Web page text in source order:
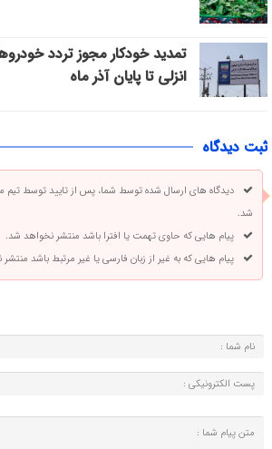
تمدید خودکار مجوز تردد
انزلی تا پایان آذر ماه
ثبت دیدگاه
دیدگاه های ارسال شده توسط شما، پس از تایید توسط
شد.
پیام هایی که حاوی تهمت یا افترا باشد منتشر نخواهد شد.
پیام هایی که به غیر از زبان فارسی یا غیر مرتبط باشد